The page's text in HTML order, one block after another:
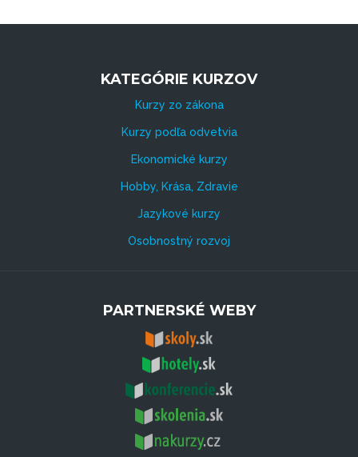
KATEGÓRIE KURZOV
Kurzy zo zákona
Kurzy podľa odvetvia
Ekonomické kurzy
Hobby, Krása, Zdravie
Jazykové kurzy
Osobnostný rozvoj
PARTNERSKÉ WEBY